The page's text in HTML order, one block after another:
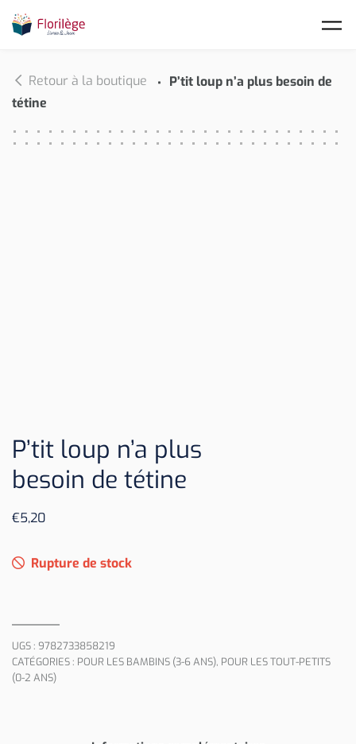
Retour à la boutique
P’tit loup n’a plus besoin de
tétine
P’tit loup n’a plus
besoin de tétine
€5,20
Rupture de stock
UGS : 9782733858219
CATÉGORIES : POUR LES BAMBINS (3-6 ANS), POUR LES TOUT-PETITS
(0-2 ANS)